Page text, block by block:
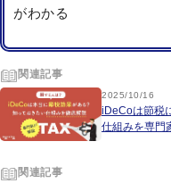
がわかる
関連記事
2025/10/16
iDeCoは節税
仕組みを専門
関連記事